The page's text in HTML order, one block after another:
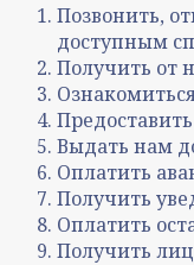
Позвонить,
доступным
Получить от
Выдать нам
Оплатить
Получить
Оплатить
Получить